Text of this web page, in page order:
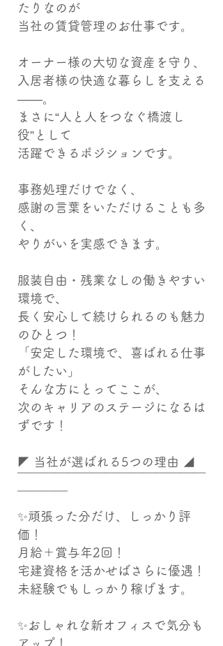
たりなのが
当社の賃貸管理のお仕事です。
オーナー様の大切な資産を守り、
入居者様の快適な暮らしを支える
――。
まさに“人と人をつなぐ橋渡し
役”として
活躍できるポジションです。
事務処理だけでなく、
感謝の言葉をいただけることも多
く、
やりがいを実感できます。
服装自由・残業なしの働きやすい
環境で、
長く安心して続けられるのも魅力
のひとつ！
「安定した環境で、喜ばれる仕事
がしたい」
そんな方にとってここが、
次のキャリアのステージになるは
ずです！
◤ 当社が選ばれる5つの理由 ◢
✨頑張った分だけ、しっかり評
価！
月給＋賞与年2回！
宅建資格を活かせばさらに優遇！
未経験でもしっかり稼げます。
✨おしゃれな新オフィスで気分も
アップ！